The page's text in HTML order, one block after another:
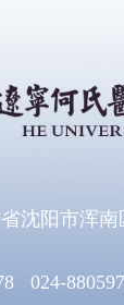
沈阳市浑南
024-